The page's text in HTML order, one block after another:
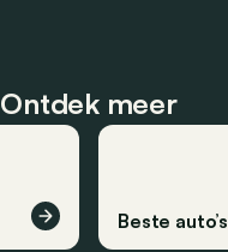
Ontdek meer
Beste auto’s